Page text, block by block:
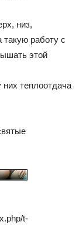
низ,
такую работу с
этой
теплоотдача
t-